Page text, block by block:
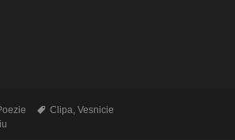
Etichete
Clipa ,Vesnicie